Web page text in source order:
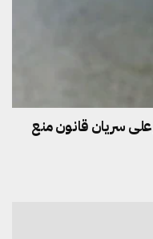
سريان قانون منع